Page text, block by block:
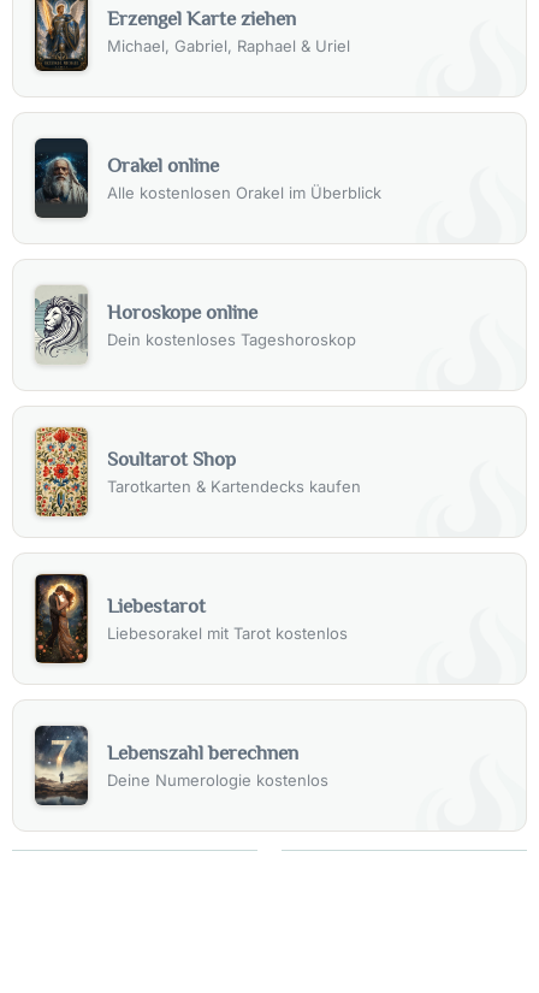
Erzengel Karte ziehen
Michael, Gabriel, Raphael & Uriel
Orakel online
Alle kostenlosen Orakel im Überblick
Horoskope online
Dein kostenloses Tageshoroskop
Soultarot Shop
Tarotkarten & Kartendecks kaufen
Liebestarot
Liebesorakel mit Tarot kostenlos
Lebenszahl berechnen
Deine Numerologie kostenlos